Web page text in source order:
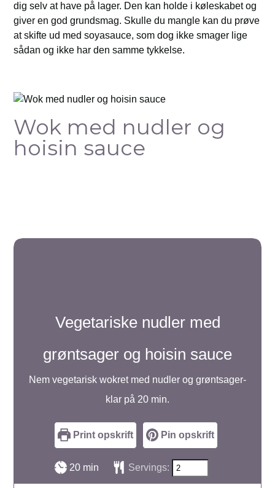
dig selv at have på lager. Den kan holde i køleskabet og
giver en god grundsmag. Skulle du mangle kan du prøve
at skifte ud med soyasauce, som dog ikke smager lige
sådan og ikke har den samme tykkelse.
Wok med nudler og
hoisin sauce
Vegetariske nudler med
grøntsager og hoisin sauce
Nem vegetarisk wokret med nudler og grøntsager-
klar på 20 min.
Print opskrift Pin opskrift
20minutter
min Servings: